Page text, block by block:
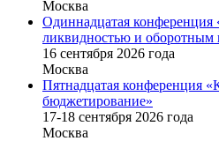
Москва
Одиннадцатая
ликвидностью и оборотным
16 cентября 2026 года
Москва
Пятнадцатая конференция
бюджетирование»
17-18 сентября 2026 года
Москва